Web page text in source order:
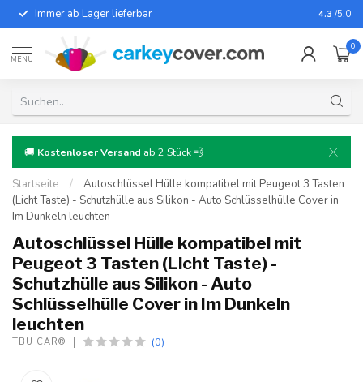
Immer ab Lager lieferbar Für fast
4.3 /5.0
MENU
0
🚚 Kostenloser Versand ab 2 Stück 💨
Startseite /
Autoschlüssel Hülle kompatibel mit Peugeot 3 Tasten
(Licht Taste) - Schutzhülle aus Silikon - Auto Schlüsselhülle Cover in
Im Dunkeln leuchten
Autoschlüssel Hülle kompatibel mit
Peugeot 3 Tasten (Licht Taste) -
Schutzhülle aus Silikon - Auto
Schlüsselhülle Cover in Im Dunkeln
leuchten
TBU CAR® (0)